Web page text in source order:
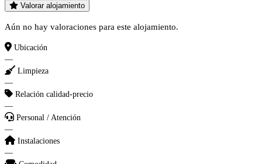
Valorar alojamiento
Aún no hay valoraciones para este alojamiento.
Ubicación
—
Limpieza
—
Relación calidad-precio
—
Personal / Atención
—
Instalaciones
—